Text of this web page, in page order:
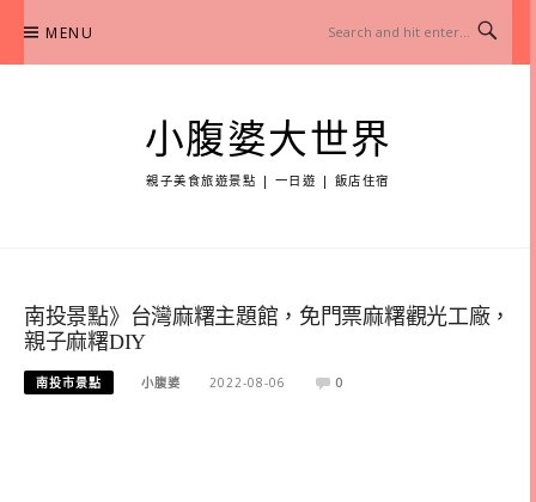
content
MENU
小腹婆大世界
親子美食旅遊景點 | 一日遊 | 飯店住宿
南投景點》台灣麻糬主題館，免門票麻糬觀光工廠，
親子麻糬DIY
南投市景點 小腹婆 2022-08-06 0